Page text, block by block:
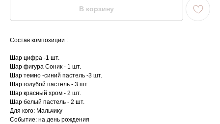
В корзину
Состав композиции :
Шар цифра -1 шт.
Шар фигура Соник - 1 шт.
Шар темно -синий пастель -3 шт.
Шар голубой пастель - 3 шт .
Шар красный хром - 2 шт.
Шар белый пастель - 2 шт.
Для кого: Мальчику
Событие: на день рождения